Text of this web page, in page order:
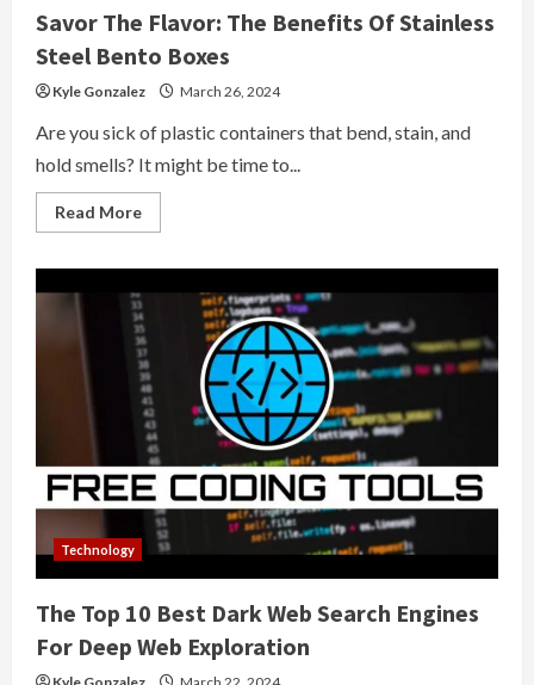
Savor The Flavor: The Benefits Of Stainless
Steel Bento Boxes
Kyle Gonzalez March 26, 2024
Are you sick of plastic containers that bend, stain, and
hold smells? It might be time to...
Read MoreRead
more
Flavor:
The
Benefits
Of
Stainless
Steel
Bento
Boxes
Technology
The Top 10 Best Dark Web Search Engines
For Deep Web Exploration